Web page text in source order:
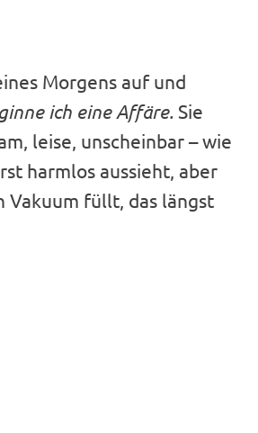
Morgens auf und
ich eine Affäre. Sie
leise, unscheinbar – wie
harmlos aussieht, aber
Vakuum füllt, das längst